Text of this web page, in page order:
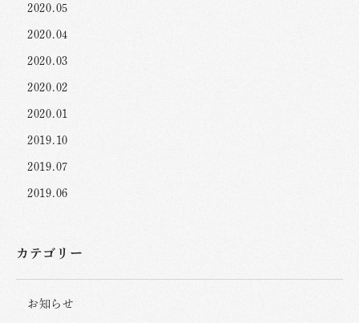
2020.05
2020.04
2020.03
2020.02
2020.01
2019.10
2019.07
2019.06
カテゴリー
お知らせ